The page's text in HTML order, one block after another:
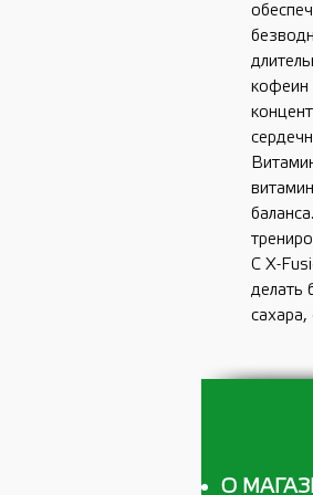
кофеин
С X-
делать
сахара,
О